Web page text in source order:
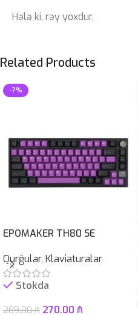
Hələ ki, rəy yoxdur.
Related Products
-7%
EPOMAKER TH80 SE
Qurğular, Klaviaturalar
Stokda
289.00₼ 270.00 ₼